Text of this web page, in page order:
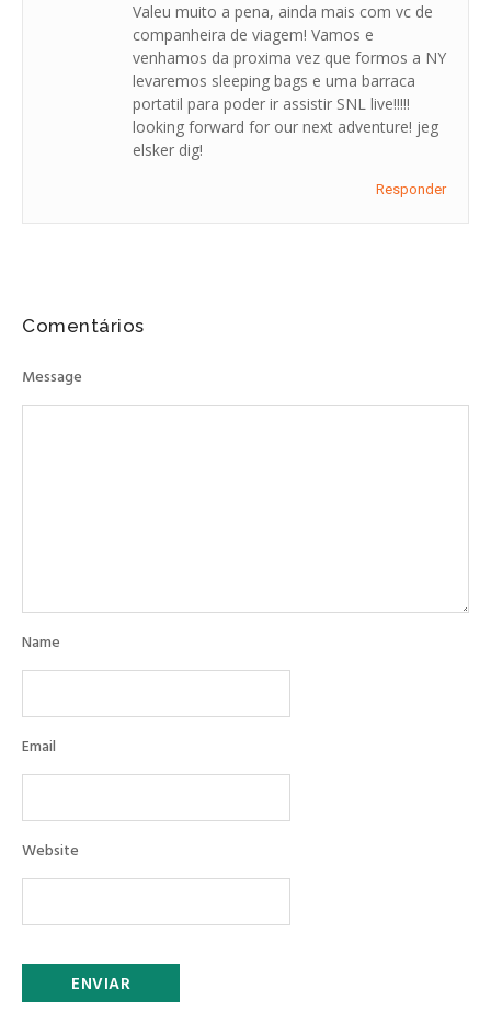
Valeu muito a pena, ainda mais com vc de
companheira de viagem! Vamos e
venhamos da proxima vez que formos a NY
levaremos sleeping bags e uma barraca
portatil para poder ir assistir SNL live!!!!!
looking forward for our next adventure! jeg
elsker dig!
Responder
Comentários
Message
Name
Email
Website